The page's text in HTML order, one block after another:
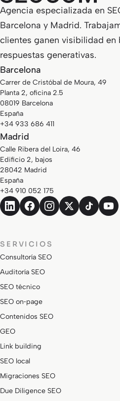
Agencia especializada en
Barcelona y Madrid.
clientes ganen visibilidad en
respuestas generativas.
Barcelona
Carrer de Cristóbal de Moura, 49
Planta 2, oficina 2.5
08019 Barcelona
España
+34 933 686 411
Madrid
Calle Ribera del Loira, 46
Edificio 2, bajos
28042 Madrid
España
+34 910 052 175
SERVICIOS
Consultoría SEO
Auditoría SEO
SEO técnico
SEO on‑page
Contenidos SEO
GEO
Link building
SEO local
Migraciones SEO
Due Diligence SEO